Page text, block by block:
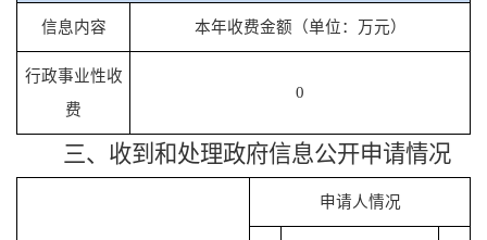
信息内容 本年收费金额（单位：万元）
行政事业性收
费
0
三、 收到和处理政府信息公开申请情况
申请人情况